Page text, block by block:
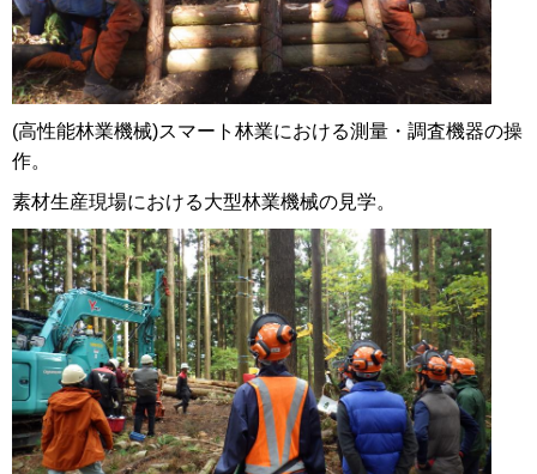
(高性能林業機械)スマート林業における測量・調査機器の操
作。
素材生産現場における大型林業機械の見学。